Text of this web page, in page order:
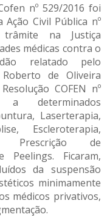
nº 529/2016 foi
Civil Pública nº
trâmite na Justiça
médicas contra o
relatado pelo
de Oliveira
COFEN nº
a determinados
Laserterapia,
Escleroterapia,
Prescrição de
Peelings. Ficaram,
da suspensão
minimamente
médicos privativos,